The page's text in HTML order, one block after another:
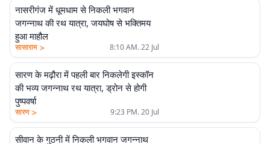
नासरीगंज में धूमधाम से निकली भगवान
जगन्नाथ की रथ यात्रा, जयघोष से भक्तिमय
हुआ माहौल
सासाराम > 8:10 AM. 22 Jul
सारण के मढ़ौरा में पहली बार निकलेगी इस्कॉन
की भव्य जगन्नाथ रथ यात्रा, ड्रोन से होगी
पुष्पवर्षा
सारण > 9:23 PM. 20 Jul
सीवान के गुठनी में निकली भगवान जगन्नाथ